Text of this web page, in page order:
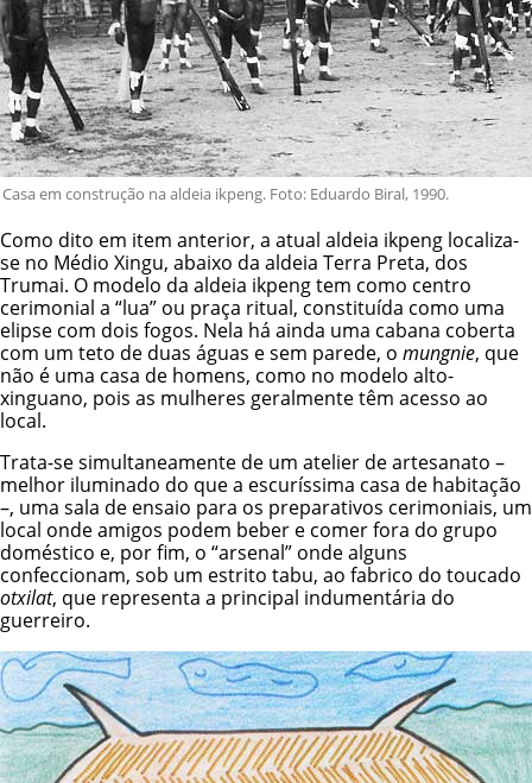
Casa em construção na aldeia ikpeng. Foto: Eduardo Biral, 1990.
Como dito em item anterior, a atual aldeia ikpeng localiza-
se no Médio Xingu, abaixo da aldeia Terra Preta, dos
Trumai. O modelo da aldeia ikpeng tem como centro
cerimonial a “lua” ou praça ritual, constituída como uma
elipse com dois fogos. Nela há ainda uma cabana coberta
com um teto de duas águas e sem parede, o mungnie, que
não é uma casa de homens, como no modelo alto-
xinguano, pois as mulheres geralmente têm acesso ao
local.
Trata-se simultaneamente de um atelier de artesanato –
melhor iluminado do que a escuríssima casa de habitação
–, uma sala de ensaio para os preparativos cerimoniais, um
local onde amigos podem beber e comer fora do grupo
doméstico e, por fim, o “arsenal” onde alguns
confeccionam, sob um estrito tabu, ao fabrico do toucado
otxilat, que representa a principal indumentária do
guerreiro.